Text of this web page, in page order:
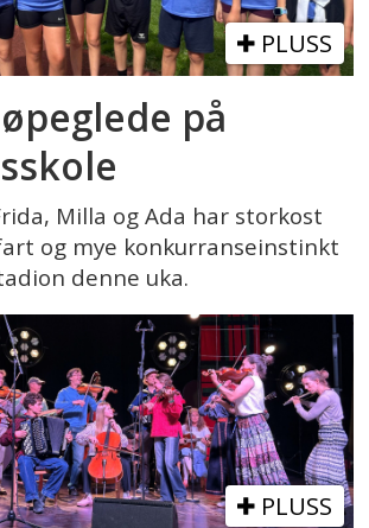
PLUSS
på
Milla og Ada har storkost
og mye konkurranseinstinkt
denne uka.
PLUSS